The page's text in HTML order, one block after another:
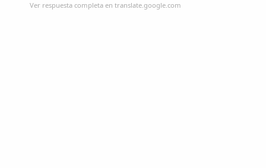
Ver respuesta completa en translate.google.com